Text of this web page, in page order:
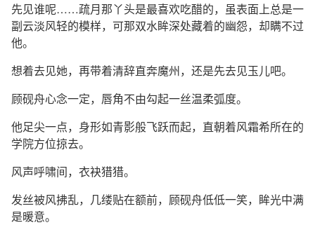
先见谁呢……疏月那丫头是最喜欢吃醋的，虽表面上总是一
副云淡风轻的模样，可那双水眸深处藏着的幽怨，却瞒不过
他。
想着去见她，再带着清辞直奔魔州，还是先去见玉儿吧。
顾砚舟心念一定，唇角不由勾起一丝温柔弧度。
他足尖一点，身形如青影般飞跃而起，直朝着风霜希所在的
学院方位掠去。
风声呼啸间，衣袂猎猎。
发丝被风拂乱，几缕贴在额前，顾砚舟低低一笑，眸光中满
是暖意。